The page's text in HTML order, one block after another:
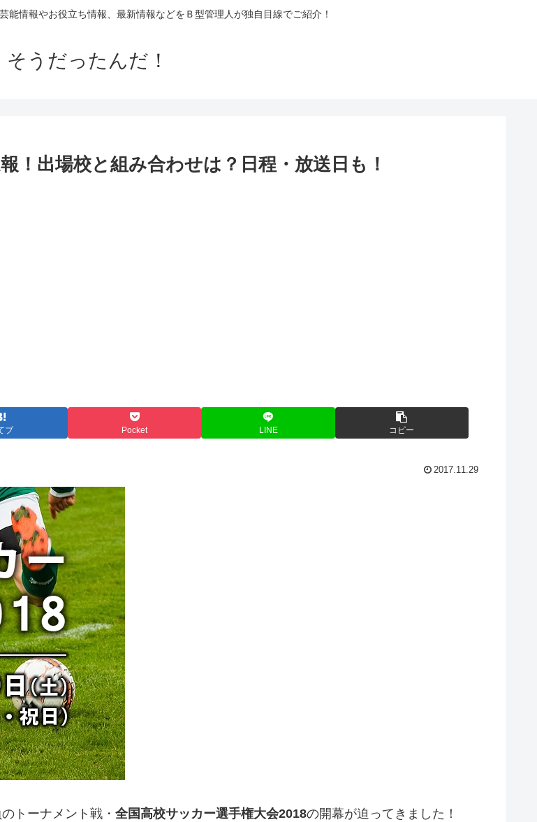
能情報やお役立ち情報、最新情報などをＢ型管理人が独自目線でご紹介！
そうだったんだ！
！出場校と組み合わせは？日程・放送日も！
ブ Pocket LINE コピー
2017.11.29
トーナメント戦・ 全国高校サッカー選手権大会2018の開幕が迫ってきました！